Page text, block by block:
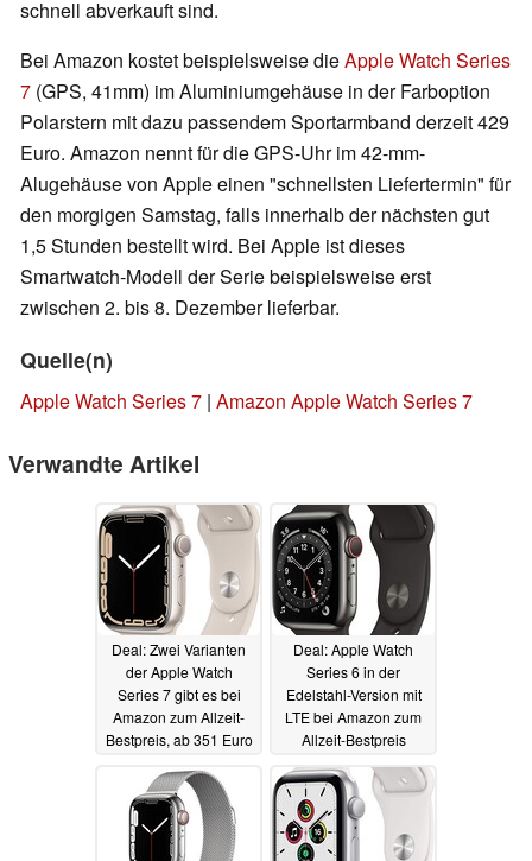
schnell abverkauft sind.
Bei Amazon kostet beispielsweise dieApple Watch Series
7 (GPS, 41mm) im Aluminiumgehäuse in der Farboption
Polarstern mit dazu passendem Sportarmband derzeit 429
Euro. Amazon nennt für die GPS-Uhr im 42-mm-
Alugehäuse von Apple einen "schnellsten Liefertermin" für
den morgigen Samstag, falls innerhalb der nächsten gut
1,5 Stunden bestellt wird. Bei Apple ist dieses
Smartwatch-Modell der Serie beispielsweise erst
zwischen 2. bis 8. Dezember lieferbar.
Quelle(n)
Apple Watch Series 7 | Amazon Apple Watch Series 7
Verwandte Artikel
Deal: Zwei Varianten
der Apple Watch
Series 7 gibt es bei
Amazon zum Allzeit-
Bestpreis, ab 351 Euro
Deal: Apple Watch
Series 6 in der
Edelstahl-Version mit
LTE bei Amazon zum
Allzeit-Bestpreis
08.12.2021